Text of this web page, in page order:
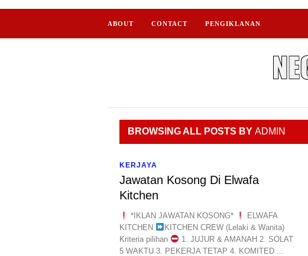
ABOUT CONTACT PENGIKLANAN
BROWSING ALL POSTS BY ADMIN
KERJAYA
Jawatan Kosong Di Elwafa
Kitchen
*IKLAN JAWATAN KOSONG*
ELWAFA
KITCHEN
KITCHEN CREW (Lelaki & Wanita)
Kriteria pilihan
1. JUJUR & AMANAH 2. SOLAT
5 WAKTU 3. PEKERJA TETAP 4. KOMITED ...